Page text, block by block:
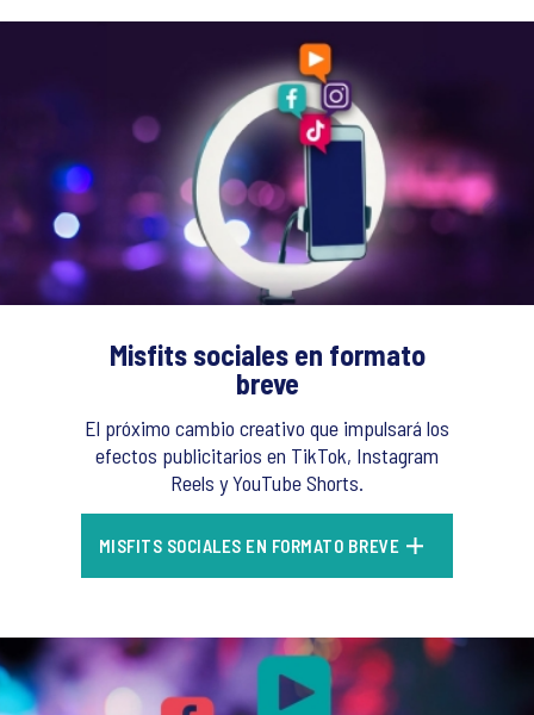
Misfits sociales en formato
breve
El próximo cambio creativo que impulsará los
efectos publicitarios en TikTok, Instagram
Reels y YouTube Shorts.
MISFITS SOCIALES EN FORMATO BREVE